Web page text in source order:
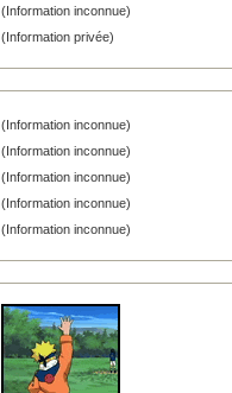
(Information inconnue)
(Information privée)
(Information inconnue)
(Information inconnue)
(Information inconnue)
(Information inconnue)
(Information inconnue)